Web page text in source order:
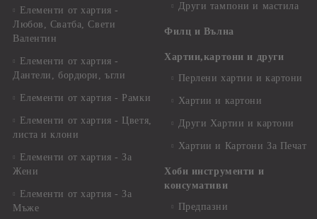
Елементи от хартия -
Любов, Сватба, Свети
Валентин
Елементи от хартия -
Дантели, бордюри, ъгли
Елементи от хартия - Рамки
Елементи от хартия - Цветя,
листа и клони
Елементи от хартия - За
Жени
Елементи от хартия - За
Мъже
Други тампони и мастила
Филц и Вълна
Хартии,картони и други
Перлени хартии и картони
Хартии и картони
Други Хартии и картони
Хартии и Картони За Печат
Хоби инструменти и
консумативи
Предпазни